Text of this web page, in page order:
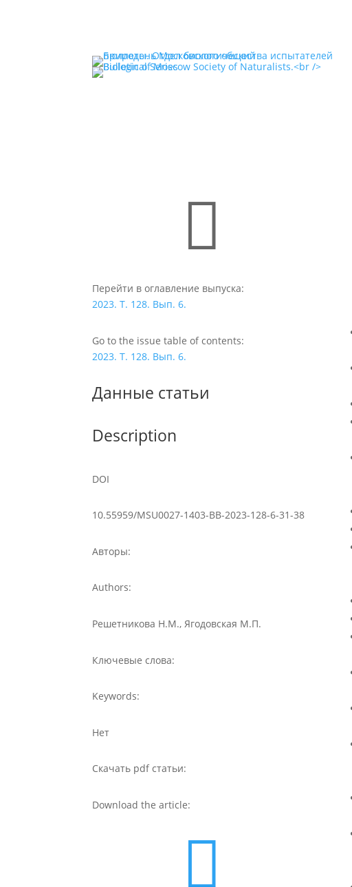

Перейти в оглавление выпуска:
2023. Т. 128. Вып. 6.
Go to the issue table of contents:
2023. Т. 128. Вып. 6.
Данные статьи
Description
DOI
10.55959/MSU0027-1403-BB-2023-128-6-31-38
Авторы:
Authors:
Решетникова Н.М., Ягодовская М.П.
Ключевые слова:
Keywords:
Нет
Скачать pdf статьи:
Download the article:
